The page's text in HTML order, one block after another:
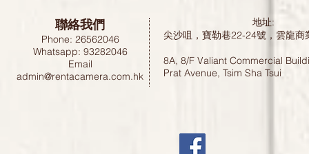
聯絡我們
Phone: 26562046
Whatsapp: 93282046
Email
admin@rentacamera.com.hk
地址:
尖沙咀，寶勒巷22-24號，雲龍
8A, 8/F Valiant Commercial
Prat Avenue, Tsim Sha Tsui